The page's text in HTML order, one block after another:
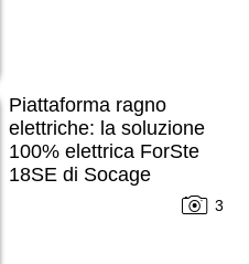
Piattaforma ragno
elettriche: la soluzione
100% elettrica ForSte
18SE di Socage
3